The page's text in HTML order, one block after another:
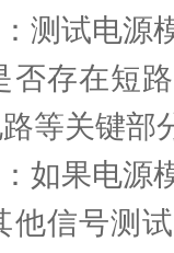
试电源
否存在短
等关键部
果电源
他信号测